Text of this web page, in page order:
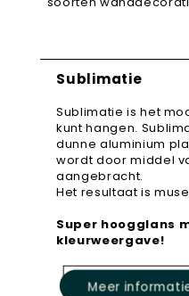
Sublimatie
Sublimatie is het
kunt hangen.
dunne aluminium
wordt door middel
aangebracht.
Het resultaat is
Super hoogglans
kleurweergave!
Meer